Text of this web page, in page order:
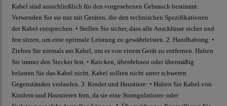
Kabel sind ausschließlich für den vorgesehenen Gebrauch bestimmt.
Verwenden Sie sie nur mit Geräten, die den technischen Spezifikationen
der Kabel entsprechen. • Stellen Sie sicher, dass alle Anschlüsse sicher und
fest sitzen, um eine optimale Leistung zu gewährleisten. 2. Handhabung: •
Ziehen Sie niemals am Kabel, um es von einem Gerät zu entfernen. Halten
Sie immer den Stecker fest. • Knicken, überdehnen oder übermäßig
belasten Sie das Kabel nicht. Kabel sollten nicht unter schweren
Gegenständen verlaufen. 3. Kinder und Haustiere: • Halten Sie Kabel von
Kindern und Haustieren fern, da sie eine Strangulations- oder